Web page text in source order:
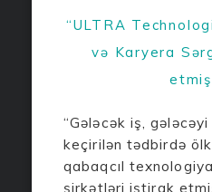
“ULTRA
və Karyera
“Gələcək iş,
keçirilən tədbirdə
qabaqcıl
şirkətləri iştirak